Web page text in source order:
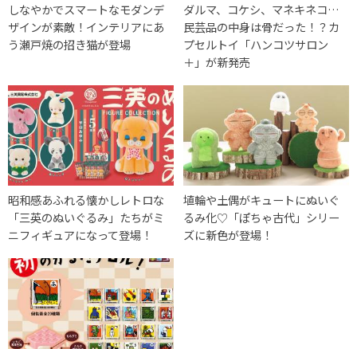
しなやかでスマートなモダンデ
ザインが素敵！インテリアにあ
う瀬戸焼の招き猫が登場
ダルマ、コケシ、マネキネコ…
民芸品の中身は骨だった！？カ
プセルトイ「ハンコツサロン
＋」が新発売
昭和感あふれる懐かしレトロな
「三英のぬいぐるみ」たちがミ
ニフィギュアになって登場！
埴輪や土偶がキュートにぬいぐ
るみ化♡「ぽちゃ古代」シリー
ズに新色が登場！